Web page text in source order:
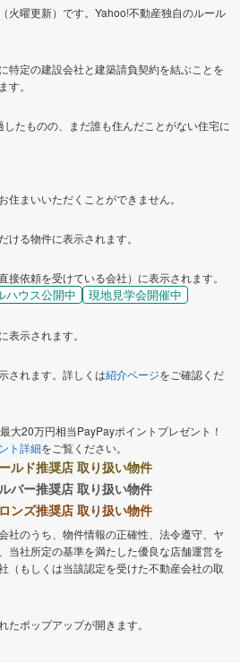
火曜更新）です。Yahoo!不動産独自のルール
特定の建設会社と建築請負契約を結ぶことを
。
たものの、まだ誰も住んだことがない住宅に
まいいただくことができません。
ける物件に表示されます。
接依頼を受けている会社）に表示されます。
ハウス公開中
現地見学会開催中
示されます。
されます。詳しくは紹介ページをご確認くだ
大20万円相当PayPayポイントプレゼント！
ト詳細をご覧ください。
ルド推奨店 取り扱い物件
バー推奨店 取り扱い物件
ンズ推奨店 取り扱い物件
社のうち、物件情報の正確性、法令遵守、ヤ
当社所定の基準を満たした優良な店舗運営を
（もしくは当該認定を受けた不動産会社の取
ポップアップが開きます。